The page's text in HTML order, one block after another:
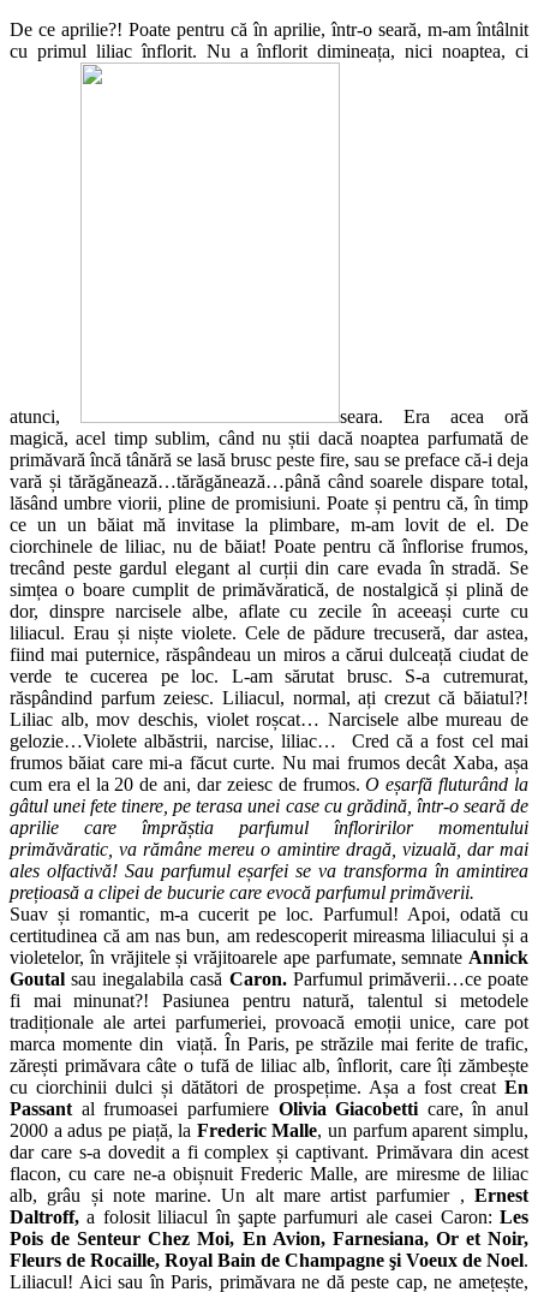
De ce aprilie?! Poate pentru că în aprilie, într-o seară, m-am întâlnit
cu primul liliac înflorit. Nu a înflorit dimineața, nici noaptea, ci
atunci,
seara. Era acea oră
magică, acel timp sublim, când nu știi dacă noaptea parfumată de
primăvară încă tânără se lasă brusc peste fire, sau se preface că-i deja
vară și tărăgănează…tărăgănează…până când soarele dispare total,
lăsând umbre viorii, pline de promisiuni. Poate și pentru că, în timp
ce un un băiat mă invitase la plimbare, m-am lovit de el. De
ciorchinele de liliac, nu de băiat! Poate pentru că înflorise frumos,
trecând peste gardul elegant al curții din care evada în stradă. Se
simțea o boare cumplit de primăvăratică, de nostalgică și plină de
dor, dinspre narcisele albe, aflate cu zecile în aceeași curte cu
liliacul. Erau și niște violete. Cele de pădure trecuseră, dar astea,
fiind mai puternice, răspândeau un miros a cărui dulceață ciudat de
verde te cucerea pe loc. L-am sărutat brusc. S-a cutremurat,
răspândind parfum zeiesc. Liliacul, normal, ați crezut că băiatul?!
Liliac alb, mov deschis, violet roșcat… Narcisele albe mureau de
gelozie…Violete albăstrii, narcise, liliac… Cred că a fost cel mai
frumos băiat care mi-a făcut curte. Nu mai frumos decât Xaba, așa
cum era el la 20 de ani, dar zeiesc de frumos.O eșarfă fluturând la
gâtul unei fete tinere, pe terasa unei case cu grădină, într-o seară de
aprilie care împrăștia parfumul înfloririlor momentului
primăvăratic, va rămâne mereu o amintire dragă, vizuală, dar mai
ales olfactivă! Sau parfumul eșarfei se va transforma în amintirea
prețioasă a clipei de bucurie care evocă parfumul primăverii.
Suav și romantic, m-a cucerit pe loc. Parfumul! Apoi, odată cu
certitudinea că am nas bun, am redescoperit mireasma liliacului și a
violetelor, în vrăjitele și vrăjitoarele ape parfumate, semnate Annick
Goutalsau inegalabila casă Caron.Parfumul primăverii…ce poate
fi mai minunat?! Pasiunea pentru natură, talentul si metodele
tradiționale ale artei parfumeriei, provoacă emoții unice, care pot
marca momente din viață. În Paris, pe străzile mai ferite de trafic,
zărești primăvara câte o tufă de liliac alb, înflorit, care îți zămbește
cu ciorchinii dulci și dătători de prospețime. Așa a fost creat En
Passant al frumoasei parfumiereOlivia Giacobetti care, în anul
2000 a adus pe piață, la Frederic Malle, un parfum aparent simplu,
dar care s-a dovedit a fi complex și captivant. Primăvara din acest
flacon, cu care ne-a obișnuit Frederic Malle, are miresme de liliac
alb, grâu și note marine. Un alt mare artist parfumier , Ernest
Daltroff, a folosit liliacul în şapte parfumuri ale casei Caron: Les
Pois de Senteur Chez Moi, En Avion, Farnesiana, Or et Noir,
Fleurs de Rocaille, Royal Bain de Champagne şi Voeux de Noel.
Liliacul! Aici sau în Paris, primăvara ne dă peste cap, ne amețește,